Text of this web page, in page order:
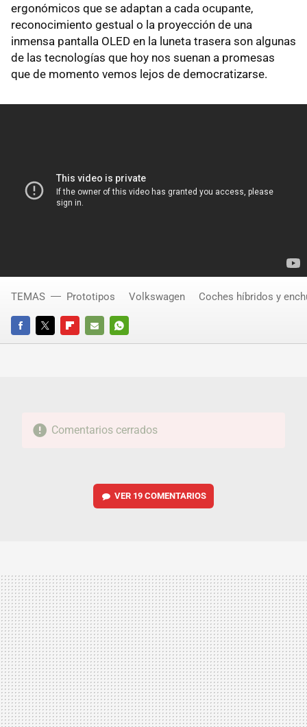
ergonómicos que se adaptan a cada ocupante,
reconocimiento gestual o la proyección de una
inmensa pantalla OLED en la luneta trasera son algunas
de las tecnologías que hoy nos suenan a promesas
que de momento vemos lejos de democratizarse.
FACEBOOKTWITTERFLIPBOARD
E-
WHATSAPP
TEMAS Prototipos Volkswagen Coches híbridos y
Comentarios cerrados
VER 19 COMENTARIOS